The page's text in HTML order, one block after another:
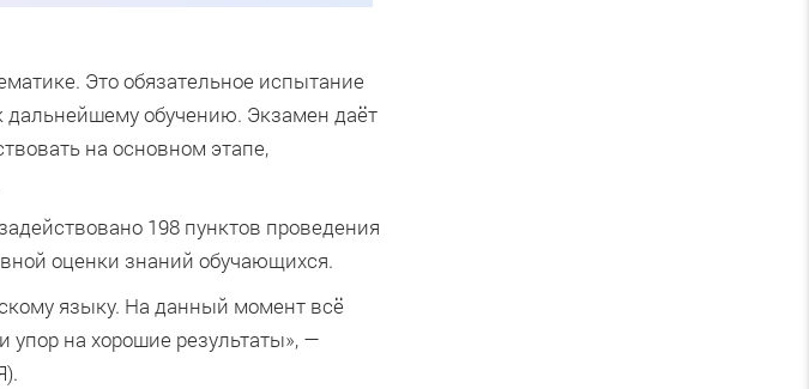
Это обязательное испытание
дальнейшему обучению. Экзамен даёт
на основном этапе,
198 пунктов проведения
оценки знаний обучающихся.
языку. На данный момент всё
на хорошие результаты», —